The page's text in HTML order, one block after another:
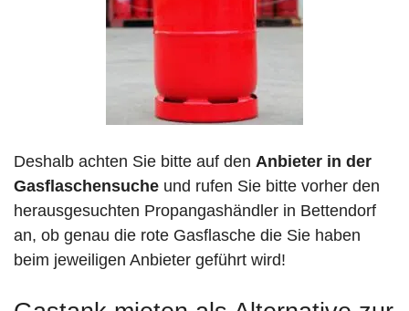
Deshalb achten Sie bitte auf den Anbieter in der
Gasflaschensuche und rufen Sie bitte vorher den
herausgesuchten Propangashändler in Bettendorf
an, ob genau die rote Gasflasche die Sie haben
beim jeweiligen Anbieter geführt wird!